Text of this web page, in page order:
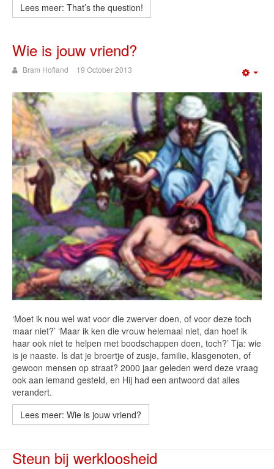
Lees meer: That’s the question!
Wie is jouw vriend?
Bram Hofland 19 October 2013
‘Moet ik nou wel wat voor die zwerver doen, of voor deze toch
maar niet?’ ‘Maar ik ken die vrouw helemaal niet, dan hoef ik
haar ook niet te helpen met boodschappen doen, toch?’ Tja: wie
is je naaste. Is dat je broertje of zusje, familie, klasgenoten, of
gewoon mensen op straat? 2000 jaar geleden werd deze vraag
ook aan iemand gesteld, en Hij had een antwoord dat alles
verandert.
Lees meer: Wie is jouw vriend?
Steun bij werkloosheid